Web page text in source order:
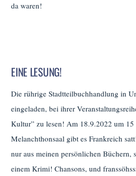
da waren!
EINE LESUNG!
Die rührige Stadtteilbuchhandlung in
eingeladen, bei ihrer
Kultur” zu lesen! Am 18.9.2022 um
Melanchthonsaal gibt es Frankreich
nur aus meinen persönlichen Büchern,
einem Krimi! Chansons, und